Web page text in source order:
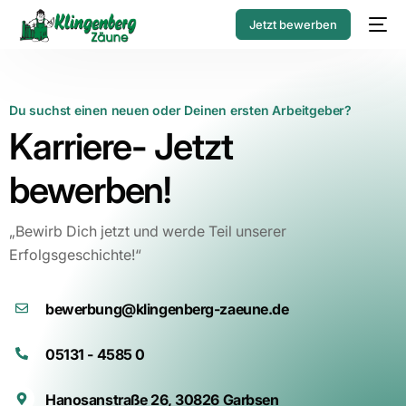
Jetzt bewerben
Du suchst einen neuen oder Deinen ersten Arbeitgeber?
Karriere- Jetzt
bewerben!
„Bewirb Dich jetzt und werde Teil unserer
Erfolgsgeschichte!“
bewerbung@klingenberg-zaeune.de
05131 - 4585 0
Hanosanstraße 26, 30826 Garbsen